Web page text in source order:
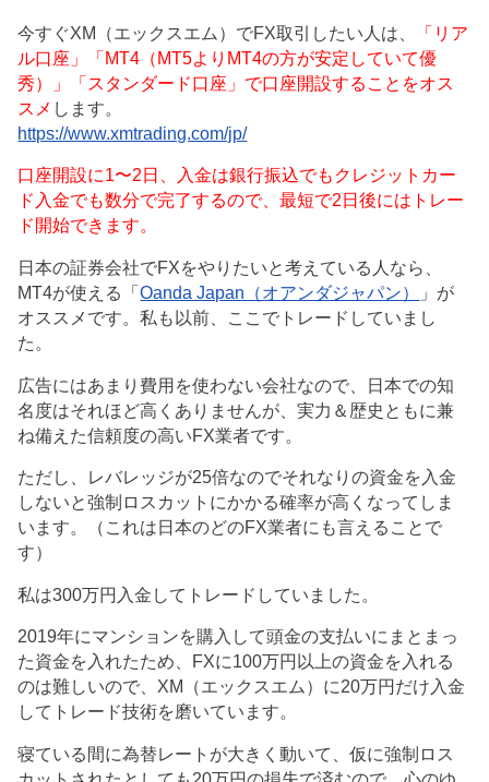
今すぐXM（エックスエム）でFX取引したい人は、
「リア
ル口座」「MT4（MT5よりMT4の方が安定していて優
秀）」「スタンダード口座」で口座開設することをオス
スメ します。
https://www.xmtrading.com/jp/
口座開設に1〜2日、入金は銀行振込でもクレジットカー
ド入金でも数分で完了するので、最短で2日後にはトレー
ド開始できます。
日本の証券会社でFXをやりたいと考えている人なら、
MT4が使える「Oanda Japan（オアンダジャパン）
」が
オススメです。私も以前、ここでトレードしていまし
た。
広告にはあまり費用を使わない会社なので、日本での知
名度はそれほど高くありませんが、実力＆歴史ともに兼
ね備えた信頼度の高いFX業者です。
ただし、レバレッジが25倍なのでそれなりの資金を入金
しないと強制ロスカットにかかる確率が高くなってしま
います。（これは日本のどのFX業者にも言えることで
す）
私は300万円入金してトレードしていました。
2019年にマンションを購入して頭金の支払いにまとまっ
た資金を入れたため、FXに100万円以上の資金を入れる
のは難しいので、XM（エックスエム）に20万円だけ入金
してトレード技術を磨いています。
寝ている間に為替レートが大きく動いて、仮に強制ロス